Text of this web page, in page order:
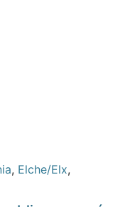
, Elche/Elx,